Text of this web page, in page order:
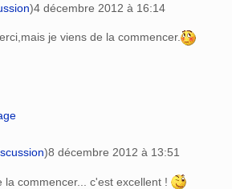
)4 décembre 2012 à 16:14
je viens de la commencer.
)8 décembre 2012 à 13:51
la commencer... c'est excellent !